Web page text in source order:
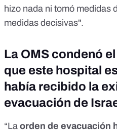
hizo nada ni tomó medidas
medidas decisivas".
La OMS condenó
que este hospital
había recibido la
evacuación de
“La orden de evacuación